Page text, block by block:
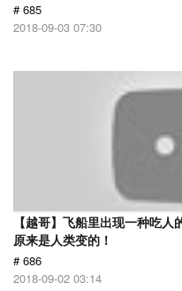
# 685
2018-09-03 07:30
【越哥】飞船里出现一种吃
原来是人类变的！
# 686
2018-09-02 03:14